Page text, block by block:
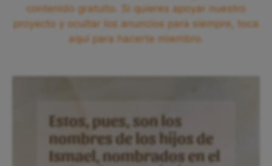
contenido gratuito. Si quieres apoyar nuestro
proyecto y ocultar los anuncios para siempre, toca
aquí para hacerte miembro.